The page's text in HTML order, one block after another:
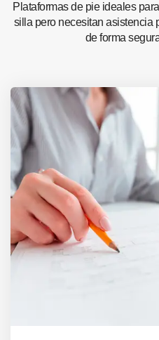
Plataformas de pie ideales
silla pero necesitan asistencia
de forma